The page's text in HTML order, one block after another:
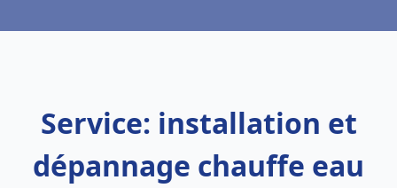
Service: installation et
dépannage chauffe eau